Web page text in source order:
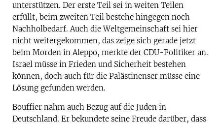
unterstützen. Der erste Teil sei in weiten Teilen
erfüllt, beim zweiten Teil bestehe hingegen noch
Nachholbedarf. Auch die Weltgemeinschaft sei hier
nicht weitergekommen, das zeige sich gerade jetzt
beim Morden in Aleppo, merkte der CDU-Politiker an.
Israel müsse in Frieden und Sicherheit bestehen
können, doch auch für die Palästinenser müsse eine
Lösung gefunden werden.
Bouffier nahm auch Bezug auf die Juden in
Deutschland. Er bekundete seine Freude darüber, dass